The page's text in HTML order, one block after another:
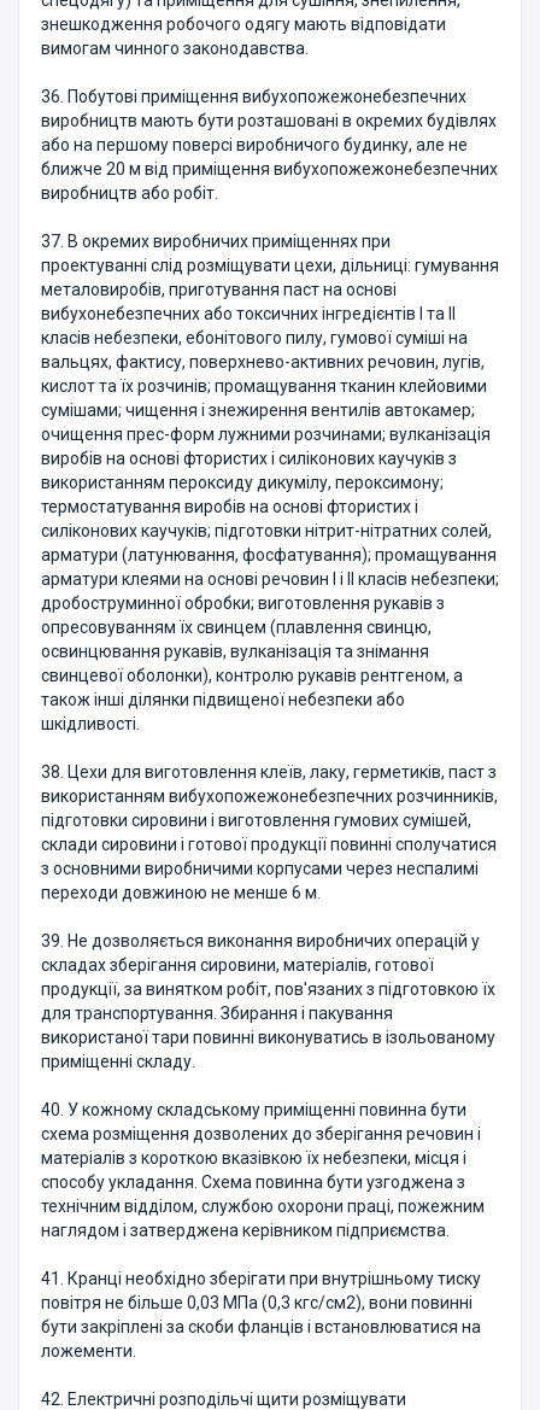
знешкодження робочого одягу мають відповідати
вимогам чинного законодавства.
36. Побутові приміщення вибухопожежонебезпечних
виробництв мають бути розташовані в окремих будівлях
або на першому поверсі виробничого будинку, але не
ближче 20 м від приміщення вибухопожежонебезпечних
виробництв або робіт.
37. В окремих виробничих приміщеннях при
проектуванні слід розміщувати цехи, дільниці: гумування
металовиробів, приготування паст на основі
вибухонебезпечних або токсичних інгредієнтів I та II
класів небезпеки, ебонітового пилу, гумової суміші на
вальцях, фактису, поверхнево-активних речовин, лугів,
кислот та їх розчинів; промащування тканин клейовими
сумішами; чищення і знежирення вентилів автокамер;
очищення прес-форм лужними розчинами; вулканізація
виробів на основі фтористих і силіконових каучуків з
використанням пероксиду дикумілу, пероксимону;
термостатування виробів на основі фтористих і
силіконових каучуків; підготовки нітрит-нітратних солей,
арматури (латунювання, фосфатування); промащування
арматури клеями на основі речовин I і II класів небезпеки;
дробоструминної обробки; виготовлення рукавів з
опресовуванням їх свинцем (плавлення свинцю,
освинцювання рукавів, вулканізація та знімання
свинцевої оболонки), контролю рукавів рентгеном, а
також інші ділянки підвищеної небезпеки або
шкідливості.
38. Цехи для виготовлення клеїв, лаку, герметиків, паст з
використанням вибухопожежонебезпечних розчинників,
підготовки сировини і виготовлення гумових сумішей,
склади сировини і готової продукції повинні сполучатися
з основними виробничими корпусами через неспалимі
переходи довжиною не менше 6 м.
39. Не дозволяється виконання виробничих операцій у
складах зберігання сировини, матеріалів, готової
продукції, за винятком робіт, пов'язаних з підготовкою їх
для транспортування. Збирання і пакування
використаної тари повинні виконуватись в ізольованому
приміщенні складу.
40. У кожному складському приміщенні повинна бути
схема розміщення дозволених до зберігання речовин і
матеріалів з короткою вказівкою їх небезпеки, місця і
способу укладання. Схема повинна бути узгоджена з
технічним відділом, службою охорони праці, пожежним
наглядом і затверджена керівником підприємства.
41. Кранці необхідно зберігати при внутрішньому тиску
повітря не більше 0,03 МПа (0,3 кгс/см2), вони повинні
бути закріплені за скоби фланців і встановлюватися на
ложементи.
42. Електричні розподільчі щити розміщувати